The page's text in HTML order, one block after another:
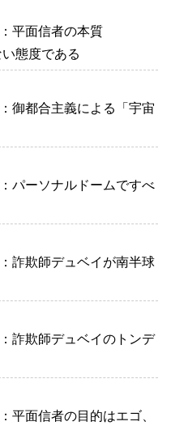
平面信者の本質
態度である
御都合主義による「宇宙
パーソナルドームですべ
詐欺師デュベイが南半球
詐欺師デュベイのトンデ
平面信者の目的はエゴ、